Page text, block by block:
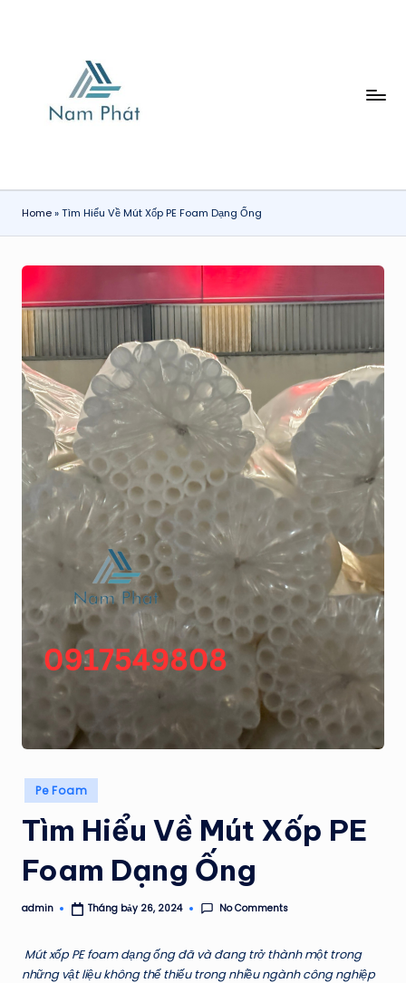
H
Ơ
I
N
A
M
P
H
T
Home»Tìm Hiểu Về Mút Xốp PE Foam Dạng Ống
Posted
in
Pe Foam
Tìm Hiểu Về Mút Xốp PE
Foam Dạng Ống
Posted
admin Tháng bảy 26, 2024 No Comments
Mút xốp PE foam dạng ống đã và đang trở thành một trong
những vật liệu không thể thiếu trong nhiều ngành công nghiệp